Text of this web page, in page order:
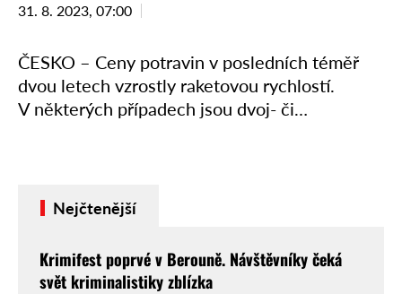
31. 8. 2023, 07:00
ČESKO – Ceny potravin v posledních téměř
dvou letech vzrostly raketovou rychlostí.
V některých případech jsou dvoj- či
Nejčtenější
Krimifest poprvé v Berouně. Návštěvníky čeká
svět kriminalistiky zblízka